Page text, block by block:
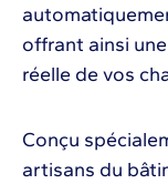
offrant ainsi
réelle de vos
Conçu
artisans du